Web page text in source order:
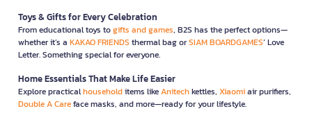
Toys & Gifts for Every Celebration
From educational toys togifts and games, B2S has the perfect options—
whether it’s a KAKAO FRIENDS thermal bag orSIAM BOARDGAMES’ Love
Letter. Something special for everyone.
Home Essentials That Make Life Easier
Explore practicalhouseholditems likeAnitechkettles, Xiaomiair purifiers,
Double A Careface masks, and more—ready for your lifestyle.